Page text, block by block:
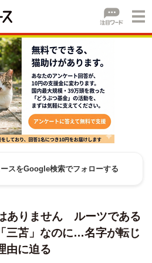
スをGoogle検索でフォローする
ありません ルーツである
三苫」なのに…名字が転じ
由に迫る